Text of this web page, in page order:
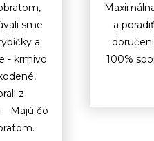
sme
a
- krmivo
z
Majú čo
a
100%